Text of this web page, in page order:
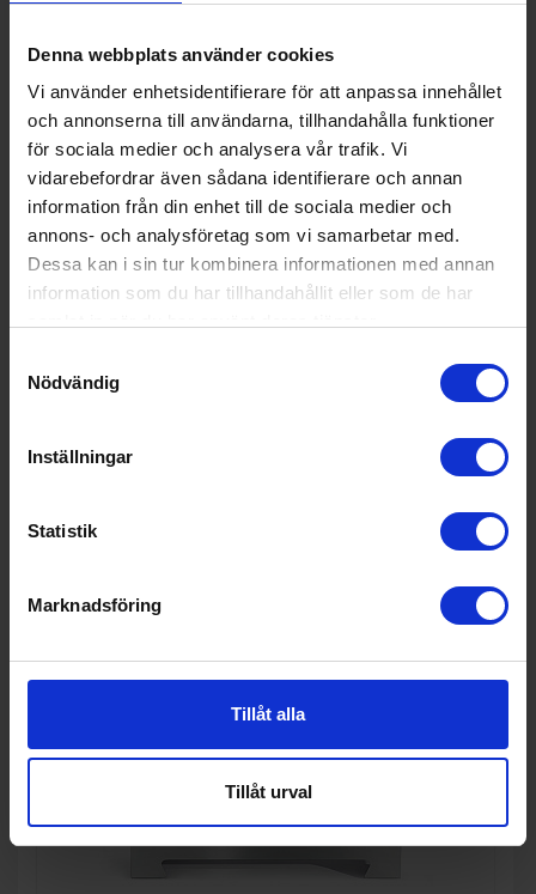
Denna webbplats använder cookies
Vi använder enhetsidentifierare för att anpassa innehållet
och annonserna till användarna, tillhandahålla funktioner
för sociala medier och analysera vår trafik. Vi
vidarebefordrar även sådana identifierare och annan
information från din enhet till de sociala medier och
annons- och analysföretag som vi samarbetar med.
Dessa kan i sin tur kombinera informationen med annan
information som du har tillhandahållit eller som de har
Nödvändig
Inställningar
Statistik
Marknadsföring
Tillåt alla
Tillåt urval
Gasspis
Lofra Gasspis Dolce Vita 60 cm 1 Ugn, Svart/Krom
23 995:-